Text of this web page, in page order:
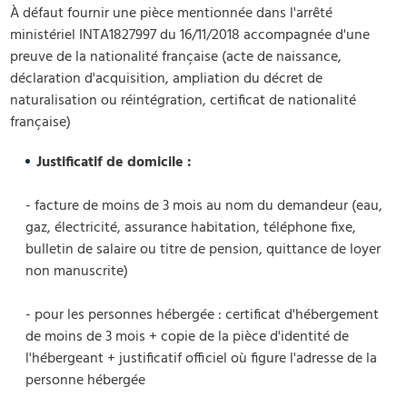
À défaut fournir une pièce mentionnée dans l'arrêté
ministériel INTA1827997 du 16/11/2018 accompagnée d'une
preuve de la nationalité française (acte de naissance,
déclaration d'acquisition, ampliation du décret de
naturalisation ou réintégration, certificat de nationalité
française)
Justificatif de domicile :
- facture de moins de 3 mois au nom du demandeur (eau,
gaz, électricité, assurance habitation, téléphone fixe,
bulletin de salaire ou titre de pension, quittance de loyer
non manuscrite)
- pour les personnes hébergée : certificat d'hébergement
de moins de 3 mois + copie de la pièce d'identité de
l'hébergeant + justificatif officiel où figure l'adresse de la
personne hébergée